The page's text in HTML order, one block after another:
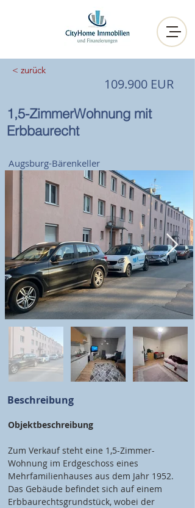
< zurück
109.900 EUR
1,5-ZimmerWohnung mit
Erbbaurecht
Augsburg-Bärenkeller
Beschreibung
Objektbeschreibung
Zum Verkauf steht eine 1,5-Zimmer-
Wohnung im Erdgeschoss eines
Mehrfamilienhauses aus dem Jahr 1952.
Das Gebäude befindet sich auf einem
Erbbaurechtsgrundstück, wobei der